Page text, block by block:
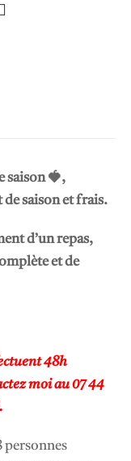
saison 🍓,
saison et frais.
d’un repas,
et de
48h
moi au 07 44
personnes